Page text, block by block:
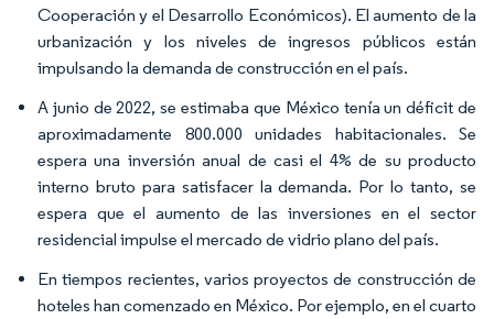
Cooperación y el Desarrollo Económicos). El aumento de la
urbanización y los niveles de ingresos públicos están
impulsando la demanda de construcción en el país.
A junio de 2022, se estimaba que México tenía un déficit de
aproximadamente 800.000 unidades habitacionales. Se
espera una inversión anual de casi el 4% de su producto
interno bruto para satisfacer la demanda. Por lo tanto, se
espera que el aumento de las inversiones en el sector
residencial impulse el mercado de vidrio plano del país.
En tiempos recientes, varios proyectos de construcción de
hoteles han comenzado en México. Por ejemplo, en el cuarto